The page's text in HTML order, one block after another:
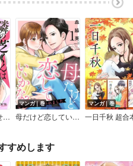
隣の芝くんは見せてくれない
マンガ｜巻
母だけど恋していいかな？～年下上司に求婚されました～
マンガ｜巻
一日千秋 超合
すめします